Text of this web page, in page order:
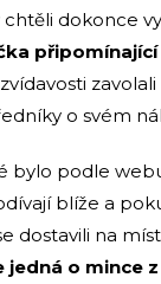
dokonce
připomínající
o svém
bylo podle
blíže a
dostavili na
jedná o mince